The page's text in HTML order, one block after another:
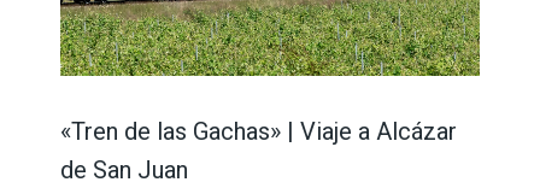
«Tren de las Gachas» | Viaje a Alcázar
de San Juan